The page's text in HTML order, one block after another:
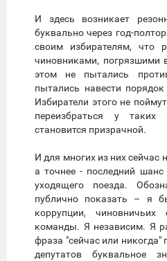
И здесь возникает
буквально через год-
своим избирателям, что
чиновниками, погрязшими
этом не пытались
пытались навести
Избиратели этого не
переизбраться у таких
становится призрачной.
И для многих из них сейчас
а точнее - последний
уходящего поезда.
публично показать – я
коррупции,
команды. Я независим. Я
фраза "сейчас или никогда"
депутатов буквальное